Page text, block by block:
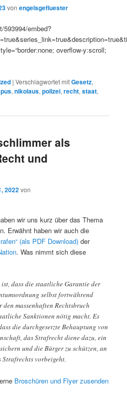
vonengelsgefluester
593994/embed?
overflow-y:scroll;
|Verschlagwortet mitGesetz,
,nikolaus,polizei,recht,staat,
als
und
2022von
wir uns kurz über das Thema
Erwähnt haben wir auch die
(als PDF Download) der
. Was nimmt sich diese
dass die staatliche Garantie der
selbst fortwährend
massenhaften Rechtsbruch
Sanktionen nötig macht. Es
die durchgesetzte Behauptung von
das Strafrecht diene dazu, ein
und die Bürger zu schützen, an
Strafrechts vorbeigeht.
Broschüren und Flyer zusenden